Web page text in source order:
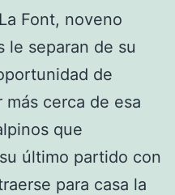
Font, noveno
le separan de su
de
cerca de esa
que
último partido con
para casa la